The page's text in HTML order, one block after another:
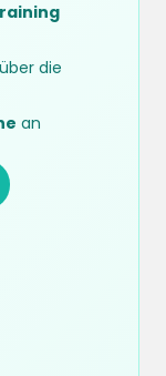
die
an